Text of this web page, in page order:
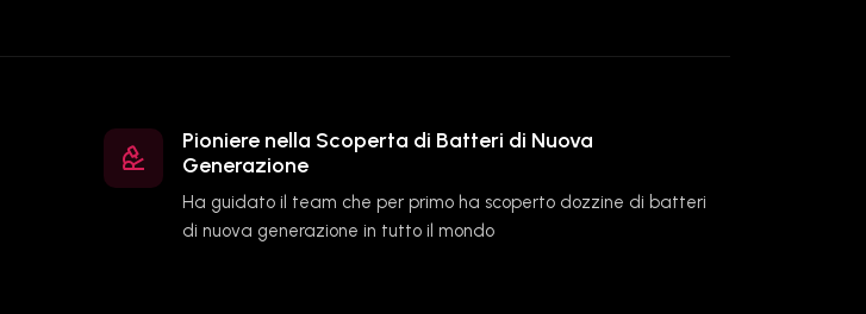
Pioniere nella Scoperta di Batteri di Nuova
Generazione
Ha guidato il team che per primo ha scoperto dozzine di batteri
di nuova generazione in tutto il mondo